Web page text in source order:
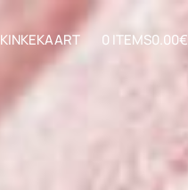
KINKEKAART 0 ITEMS0.00€